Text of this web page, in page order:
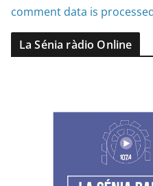
comment data is
La Sénia ràdio Online